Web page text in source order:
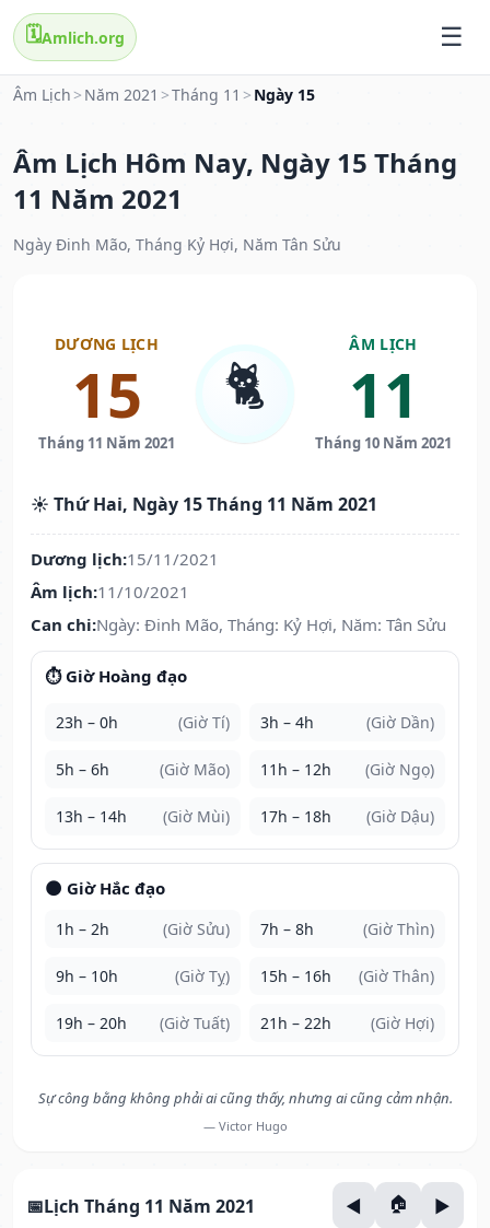
🗓️Amlich.org
Âm Lịch > Năm 2021 >Tháng 11 > Ngày 15
Âm Lịch Hôm Nay, Ngày 15 Tháng
11 Năm 2021
Ngày Đinh Mão, Tháng Kỷ Hợi, Năm Tân Sửu
DƯƠNG LỊCH
15
Tháng 11 Năm 2021
🐈
ÂM LỊCH
11
Tháng 10 Năm 2021
☀️ Thứ Hai, Ngày 15 Tháng 11 Năm 2021
Dương lịch:15/11/2021
Âm lịch:11/10/2021
Can chi:Ngày: Đinh Mão, Tháng: Kỷ Hợi, Năm: Tân Sửu
⏱️ Giờ Hoàng đạo
23h – 0h (Giờ Tí) 3h – 4h (Giờ Dần)
5h – 6h (Giờ Mão) 11h – 12h (Giờ Ngọ)
13h – 14h (Giờ Mùi) 17h – 18h (Giờ Dậu)
🌑 Giờ Hắc đạo
1h – 2h (Giờ Sửu) 7h – 8h (Giờ Thìn)
9h – 10h (Giờ Tỵ) 15h – 16h (Giờ Thân)
19h – 20h (Giờ Tuất) 21h – 22h (Giờ Hợi)
Sự công bằng không phải ai cũng thấy, nhưng ai cũng cảm nhận.
— Victor Hugo
Lịch Tháng 11 Năm 2021